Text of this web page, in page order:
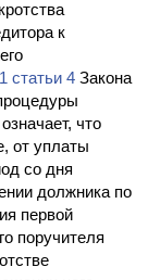
к
статьи 4 Закона
что
от уплаты
со дня
должника по
первой
поручителя